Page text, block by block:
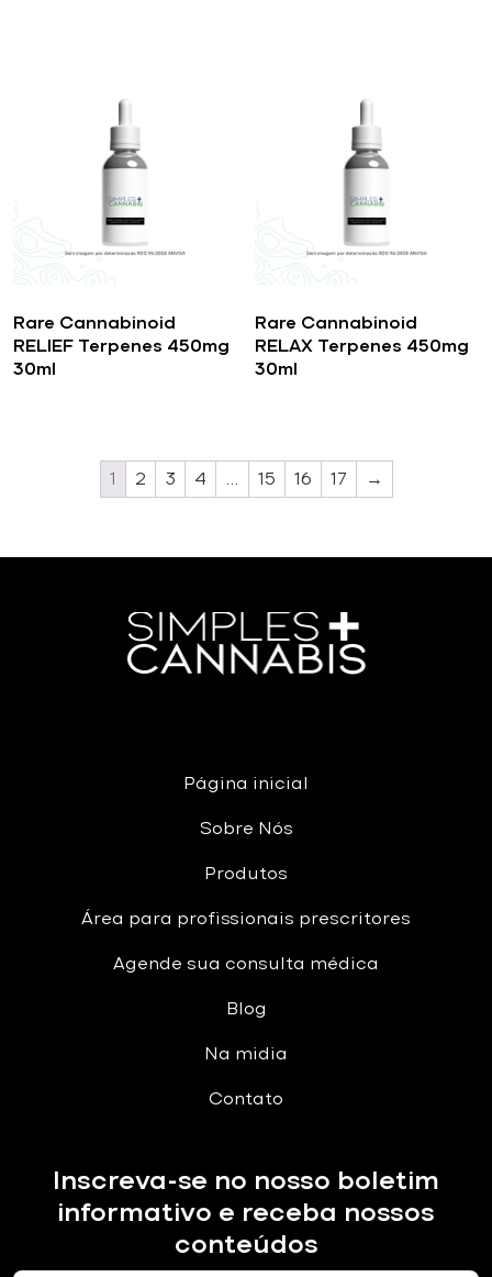
Rare Cannabinoid
RELIEF Terpenes 450mg
30ml
Rare Cannabinoid
RELAX Terpenes 450mg
30ml
1 2 3 4 15 16 17 →
Página inicial
Sobre Nós
Produtos
Área para profissionais prescritores
Agende sua consulta médica
Blog
Na midia
Contato
Inscreva-se no nosso boletim
informativo e receba nossos
conteúdos